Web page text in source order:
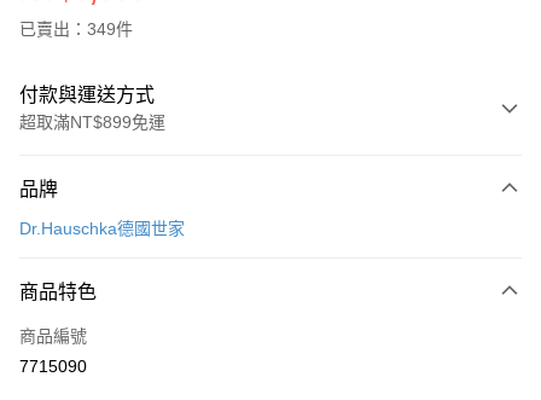
已賣出：349件
付款與運送方式
超取滿NT$899免運
信用卡一次付款
3 期 0 利率 每期
合作金庫商業銀行
上海商業儲蓄銀行
合作金庫商業銀行
超商取貨付款
品牌
Dr.Hauschka德國世家
商品特色
商品編號
7715090